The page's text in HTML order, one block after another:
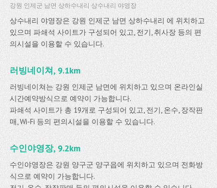
강원 인제군 남면 상하수내리 상수내리 야영장
상수내리 야영장은 강원 인제군 남면 상하수내리 에 위치하고
있으며 파쇄석 사이트가 구성되어 있고, 전기, 취사장 등의 편
의시설을 이용할 수 있습니다.
러빙네이쳐, 9.1km
러빙네이쳐는 강원 인제군 남면에 위치하고 있으며 온라인실
시간예약방식으로 예약이 가능합니다.
파쇄석 사이트가 총 19개로 구성되어 있고, 전기, 온수, 장작판
매, Wi-Fi 등의 편의시설을 이용할 수 있습니다.
수인야영장, 9.2km
수인야영장은 강원 양구군 양구읍에 위치하고 있으며 전화방
식으로 예약이 가능합니다.